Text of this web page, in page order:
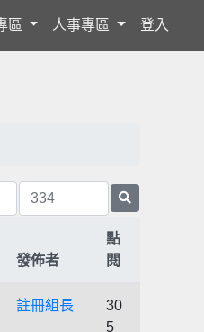
區 人事專區 登入
發佈者
點
閱
註冊組長
30
5